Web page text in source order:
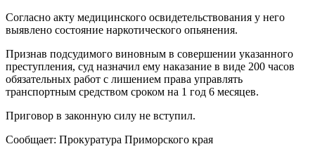
Согласно акту медицинского освидетельствования у него
выявлено состояние наркотического опьянения.
Признав подсудимого виновным в совершении указанного
преступления, суд назначил ему наказание в виде 200 часов
обязательных работ с лишением права управлять
транспортным средством сроком на 1 год 6 месяцев.
Приговор в законную силу не вступил.
Сообщает: Прокуратура Приморского края